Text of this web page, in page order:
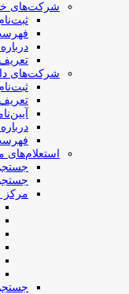
شرکت‌های
شرکت‌های
استعلام‌های
مرکز